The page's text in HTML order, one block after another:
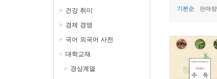
건강 취미
경제 경영
국어 외국어 사전
대학교재
경상계열
기본순 판매